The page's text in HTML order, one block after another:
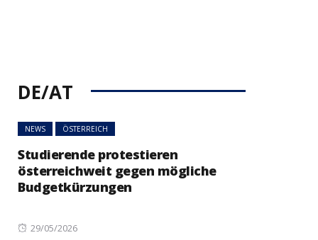
DE/AT
NEWS ÖSTERREICH
Studierende protestieren
österreichweit gegen mögliche
Budgetkürzungen
Posted
29/05/2026